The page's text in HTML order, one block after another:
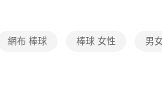
１．透過由恩
交易，需依本服
網布 棒球 棒球 女性 男